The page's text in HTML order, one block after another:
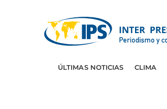
ÚLTIMAS NOTICIAS CLIMA